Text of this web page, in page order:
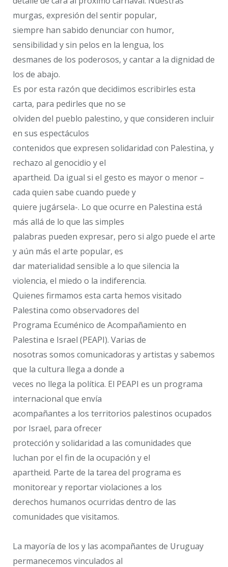
murgas, expresión del sentir popular,
siempre han sabido denunciar con humor,
sensibilidad y sin pelos en la lengua, los
desmanes de los poderosos, y cantar a la dignidad de
los de abajo.
Es por esta razón que decidimos escribirles esta
carta, para pedirles que no se
olviden del pueblo palestino, y que consideren incluir
en sus espectáculos
contenidos que expresen solidaridad con Palestina, y
rechazo al genocidio y el
apartheid. Da igual si el gesto es mayor o menor –
cada quien sabe cuando puede y
quiere jugársela-. Lo que ocurre en Palestina está
más allá de lo que las simples
palabras pueden expresar, pero si algo puede el arte
y aún más el arte popular, es
dar materialidad sensible a lo que silencia la
violencia, el miedo o la indiferencia.
Quienes firmamos esta carta hemos visitado
Palestina como observadores del
Programa Ecuménico de Acompañamiento en
Palestina e Israel (PEAPI). Varias de
nosotras somos comunicadoras y artistas y sabemos
que la cultura llega a donde a
veces no llega la política. El PEAPI es un programa
internacional que envía
acompañantes a los territorios palestinos ocupados
por Israel, para ofrecer
protección y solidaridad a las comunidades que
luchan por el fin de la ocupación y el
apartheid. Parte de la tarea del programa es
monitorear y reportar violaciones a los
derechos humanos ocurridas dentro de las
comunidades que visitamos.
La mayoría de los y las acompañantes de Uruguay
permanecemos vinculados al